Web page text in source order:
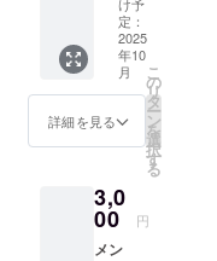
定：
2025
年10
月
詳細を見る
こ
の
リ
タ
ー
ン
を
選
択
す
る
3,0
00 円
メン